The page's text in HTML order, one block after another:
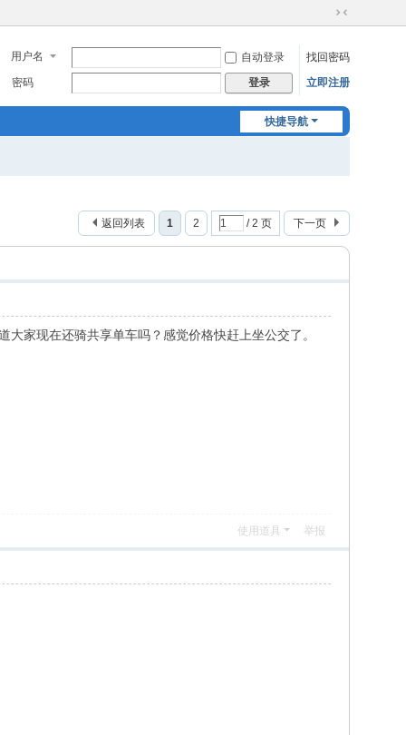
切
到
窄
用户名 自动登录
找回密码
密码
登录 立即注册
快捷导航
1 2 / 2 页 下一页
返回列表
家现在还骑共享单车吗？感觉价格快赶上坐公交了。
使用道具 举报